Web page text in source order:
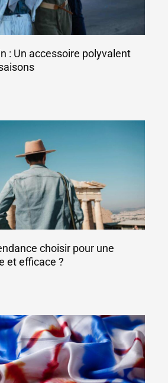
: Un accessoire polyvalent
choisir pour une
et efficace ?